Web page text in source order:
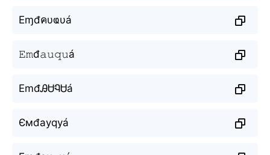
Eɱđคυҩυá
𝙴𝚖đ𝚊𝚞𝚚𝚞á
EmđᎯᏌᏄᏌá
Ємđауqуá